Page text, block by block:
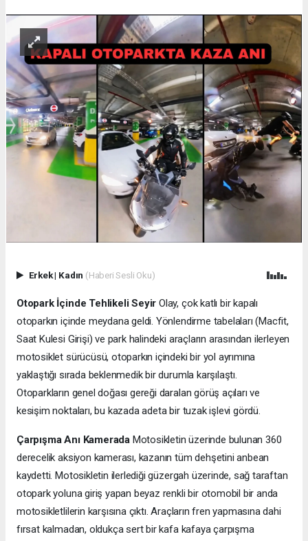
Erkek| Kadın (Haberi Sesli Oku)
Otopark İçinde Tehlikeli Seyir Olay, çok katlı bir kapalı
otoparkın içinde meydana geldi. Yönlendirme tabelaları (Macfit,
Saat Kulesi Girişi) ve park halindeki araçların arasından ilerleyen
motosiklet sürücüsü, otoparkın içindeki bir yol ayrımına
yaklaştığı sırada beklenmedik bir durumla karşılaştı.
Otoparkların genel doğası gereği daralan görüş açıları ve
kesişim noktaları, bu kazada adeta bir tuzak işlevi gördü.
Çarpışma Anı KameradaMotosikletin üzerinde bulunan 360
derecelik aksiyon kamerası, kazanın tüm dehşetini anbean
kaydetti. Motosikletin ilerlediği güzergah üzerinde, sağ taraftan
otopark yoluna giriş yapan beyaz renkli bir otomobil bir anda
motosikletlilerin karşısına çıktı. Araçların fren yapmasına dahi
fırsat kalmadan, oldukça sert bir kafa kafaya çarpışma